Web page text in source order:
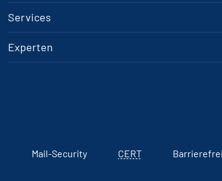
Services
Experten
Mail-Security CERT